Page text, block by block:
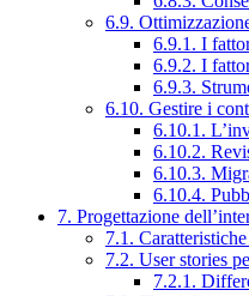
6.9.
6.9.1. I
6.9.2. I
6.9.3.
6.10. Gestire i
6.10.1.
6.10.2.
6.10.3.
6.10.4.
7. Progettazione
7.1.
7.2. User stories
7.2.1.